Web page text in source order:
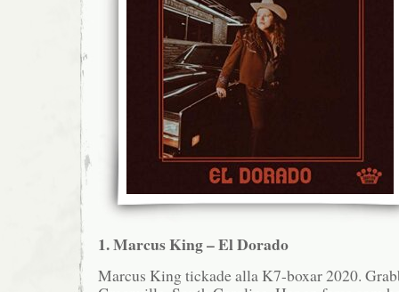
1. Marcus King – El Dorado
Marcus King tickade alla K7-boxar 2020.